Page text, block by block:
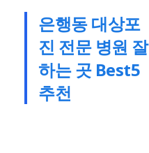
은행동 대상포
진 전문 병원 잘
하는 곳 Best5
추천